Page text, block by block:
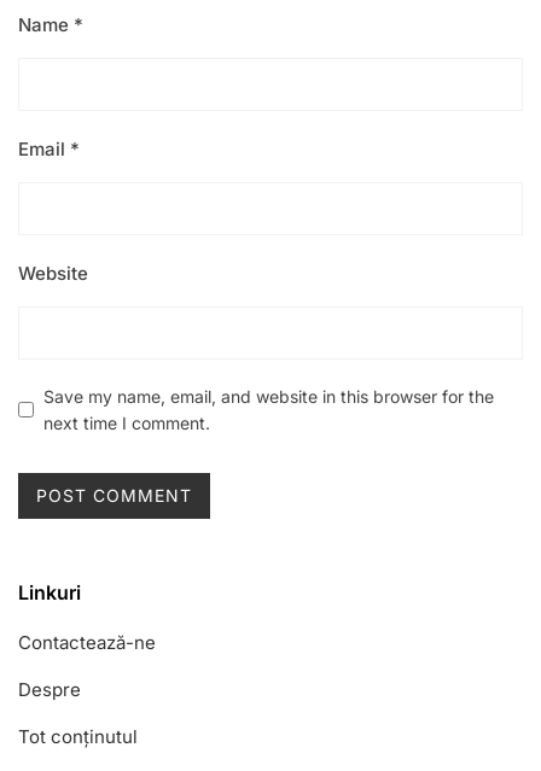
Name *
Email *
Website
Save my name, email, and website in this browser for the
next time I comment.
Linkuri
Contactează-ne
Despre
Tot conținutul